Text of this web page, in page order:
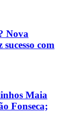
Nova
com
Maia
Fonseca;